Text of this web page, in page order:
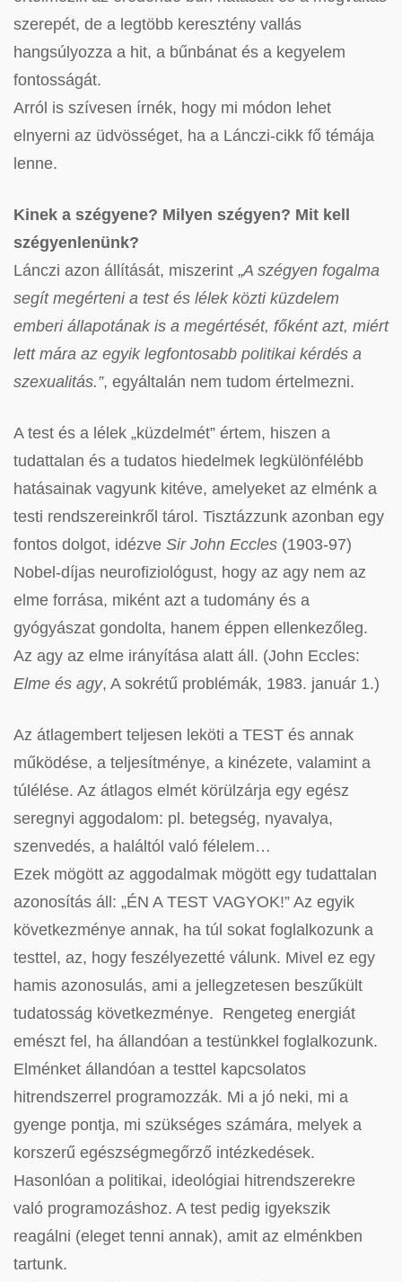
szerepét, de a legtöbb keresztény vallás
hangsúlyozza a hit, a bűnbánat és a kegyelem
fontosságát.
Arról is szívesen írnék, hogy mi módon lehet
elnyerni az üdvösséget, ha a Lánczi-cikk fő témája
lenne.
Kinek a szégyene? Milyen szégyen? Mit kell
szégyenlenünk?
Lánczi azon állítását, miszerint „A szégyen fogalma
segít megérteni a test és lélek közti küzdelem
emberi állapotának is a megértését, főként azt, miért
lett mára az egyik legfontosabb politikai kérdés a
szexualitás.”, egyáltalán nem tudom értelmezni.
A test és a lélek „küzdelmét” értem, hiszen a
tudattalan és a tudatos hiedelmek legkülönfélébb
hatásainak vagyunk kitéve, amelyeket az elménk a
testi rendszereinkről tárol. Tisztázzunk azonban egy
fontos dolgot, idézve Sir John Eccles (1903-97)
Nobel-díjas neurofiziológust, hogy az agy nem az
elme forrása, miként azt a tudomány és a
gyógyászat gondolta, hanem éppen ellenkezőleg.
Az agy az elme irányítása alatt áll. (John Eccles:
Elme és agy, A sokrétű problémák, 1983. január 1.)
Az átlagembert teljesen leköti a TEST és annak
működése, a teljesítménye, a kinézete, valamint a
túlélése. Az átlagos elmét körülzárja egy egész
seregnyi aggodalom: pl. betegség, nyavalya,
szenvedés, a haláltól való félelem…
Ezek mögött az aggodalmak mögött egy tudattalan
azonosítás áll: „ÉN A TEST VAGYOK!” Az egyik
következménye annak, ha túl sokat foglalkozunk a
testtel, az, hogy feszélyezetté válunk. Mivel ez egy
hamis azonosulás, ami a jellegzetesen beszűkült
tudatosság következménye. Rengeteg energiát
emészt fel, ha állandóan a testünkkel foglalkozunk.
Elménket állandóan a testtel kapcsolatos
hitrendszerrel programozzák. Mi a jó neki, mi a
gyenge pontja, mi szükséges számára, melyek a
korszerű egészségmegőrző intézkedések.
Hasonlóan a politikai, ideológiai hitrendszerekre
való programozáshoz. A test pedig igyekszik
reagálni (eleget tenni annak), amit az elménkben
tartunk.